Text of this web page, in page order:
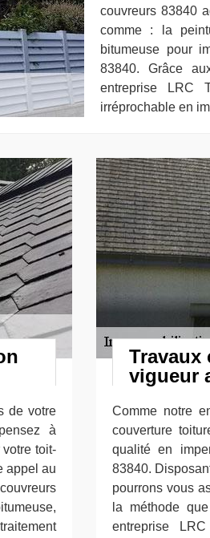
couvreurs 83840
comme : la
bitumeuse pour
83840. Grâce
entreprise LRC
irréprochable en
de votre
à
toit-
appel au
Travaux
vigueur
Comme notre
couverture
qualité en
83840.
pourrons vous
la méthode
entreprise